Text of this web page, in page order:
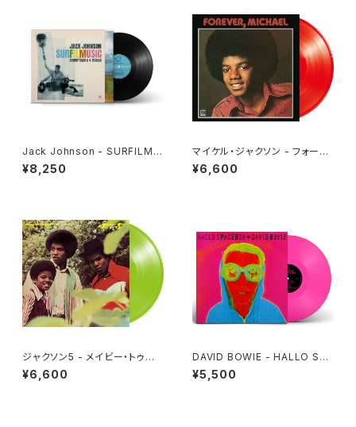
Jack Johnson - SURFILMU
SIC(2LP)
¥8,250
マイケル・ジャクソン - フォーエ
ヴァー・マイケル[クリア・レッド]
(LP重量盤)
¥6,600
ジャクソン5 - メイビー・トゥモ
ロー [さよならは言わないで](L
P重量盤)
¥6,600
DAVID BOWIE - HALLO SPA
CEBOY [RSD 12 INCH VINY
L SINGLE][Coloured Vinyl]
¥5,500